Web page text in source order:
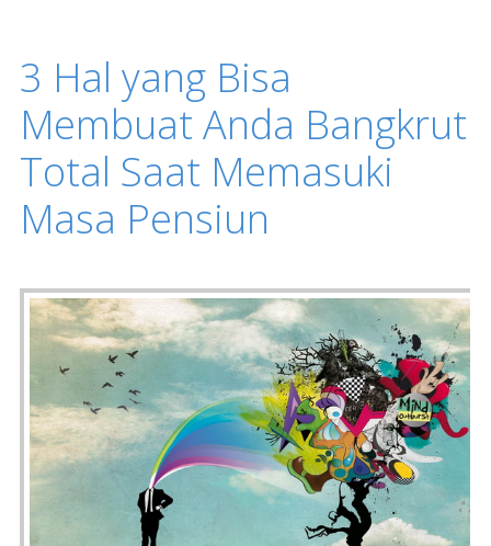
3 Hal yang Bisa
Membuat Anda Bangkrut
Total Saat Memasuki
Masa Pensiun